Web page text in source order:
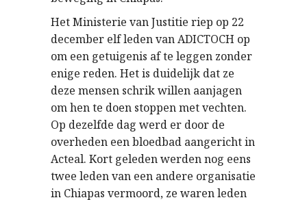
Het Ministerie van Justitie riep op 22
december elf leden van ADICTOCH op
om een getuigenis af te leggen zonder
enige reden. Het is duidelijk dat ze
deze mensen schrik willen aanjagen
om hen te doen stoppen met vechten.
Op dezelfde dag werd er door de
overheden een bloedbad aangericht in
Acteal. Kort geleden werden nog eens
twee leden van een andere organisatie
in Chiapas vermoord, ze waren leden